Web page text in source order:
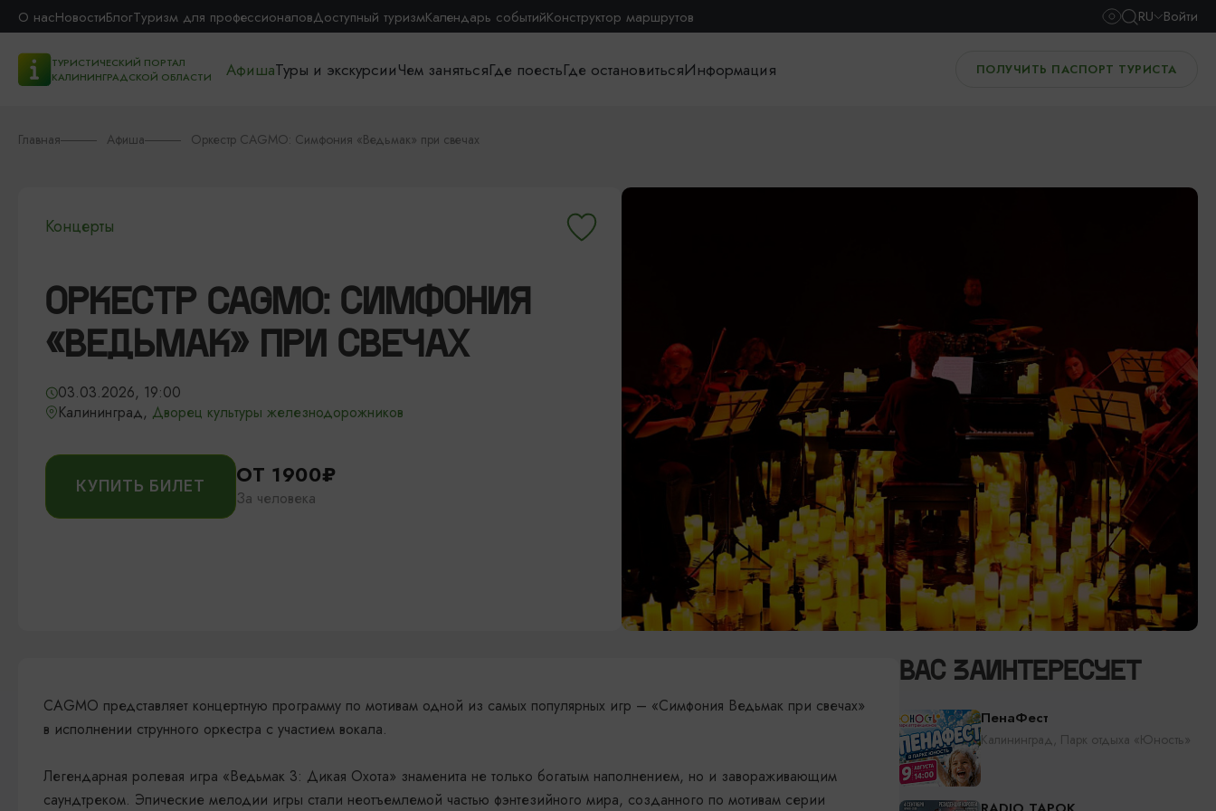
О насНовостиБлогТуризм для профессионаловДоступный туризмКалендарь событийКонструктор маршрутов RU Войти
ТУРИСТИЧЕСКИЙ ПОРТАЛ
КАЛИНИНГРАДСКОЙ ОБЛАСТИ
АфишаТуры и экскурсииЧем занятьсяГде поестьГде остановитьсяИнформация ПОЛУЧИТЬ ПАСПОРТ ТУРИСТА
Главная Афиша Оркестр CAGMO: Симфония «Ведьмак» при свечах
Концерты
ОРКЕСТР CAGMO: СИМФОНИЯ
«ВЕДЬМАК» ПРИ СВЕЧАХ
03.03.2026, 19:00
Калининград, Дворец культуры железнодорожников
КУПИТЬ БИЛЕТ ОТ 1900₽
За человека
CAGMO представляет концертную программу по мотивам одной из самых популярных игр – «Симфония Ведьмак при свечах»
в исполнении струнного оркестра с участием вокала.
Легендарная ролевая игра «Ведьмак 3: Дикая Охота» знаменита не только богатым наполнением, но и завораживающим
саундтреком. Эпические мелодии игры стали неотъемлемой частью фэнтезийного мира, созданного по мотивам серии
ВАС ЗАИНТЕРЕСУЕТ
ПенаФест
Калининград, Парк отдыха «Юность»